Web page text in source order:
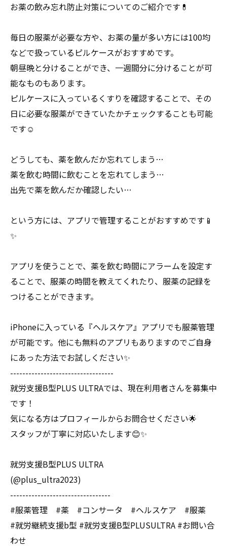
お薬の飲み忘れ防止対策についてのご紹介です💊
毎日の服薬が必要な方や、お薬の量が多い方には100均
などで扱っているピルケースがおすすめです。
朝昼晩と分けることができ、一週間分に分けることが可
能なものもあります。
ピルケースに入っているくすりを確認することで、その
日に必要な服薬ができていたかチェックすることも可能
です☺️
どうしても、薬を飲んだか忘れてしまう…
薬を飲む時間に飲むことを忘れてしまう…
出先で薬を飲んだか確認したい…
という方には、アプリで管理することがおすすめです📱
✨
アプリを使うことで、薬を飲む時間にアラームを設定す
ることで、服薬の時間を教えてくれたり、服薬の記録を
つけることができます。
iPhoneに入っている『ヘルスケア』アプリでも服薬管理
が可能です。他にも無料のアプリもありますのでご自身
にあった方法でお試しください✨
----------------------------------
就労支援B型PLUS ULTRAでは、現在利用者さんを募集中
です！
気になる方はプロフィールからお問合せください🌟
スタッフが丁寧に対応いたします😊✨
就労支援B型PLUS ULTRA
(@plus_ultra2023)
---------------------------------
#服薬管理 #薬 #コンサータ #ヘルスケア #服薬
#就労継続支援b型 #就労支援B型PLUSULTRA #お問い合
わせ